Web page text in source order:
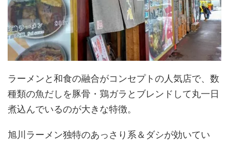
ラーメンと和食の融合がコンセプトの人気店で、数
種類の魚だしを豚骨・鶏ガラとブレンドして丸一日
煮込んでいるのが大きな特徴。
旭川ラーメン独特のあっさり系＆ダシが効いてい